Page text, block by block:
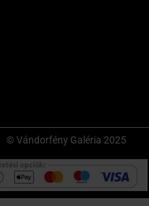
© Vándorfény Galéria 2025